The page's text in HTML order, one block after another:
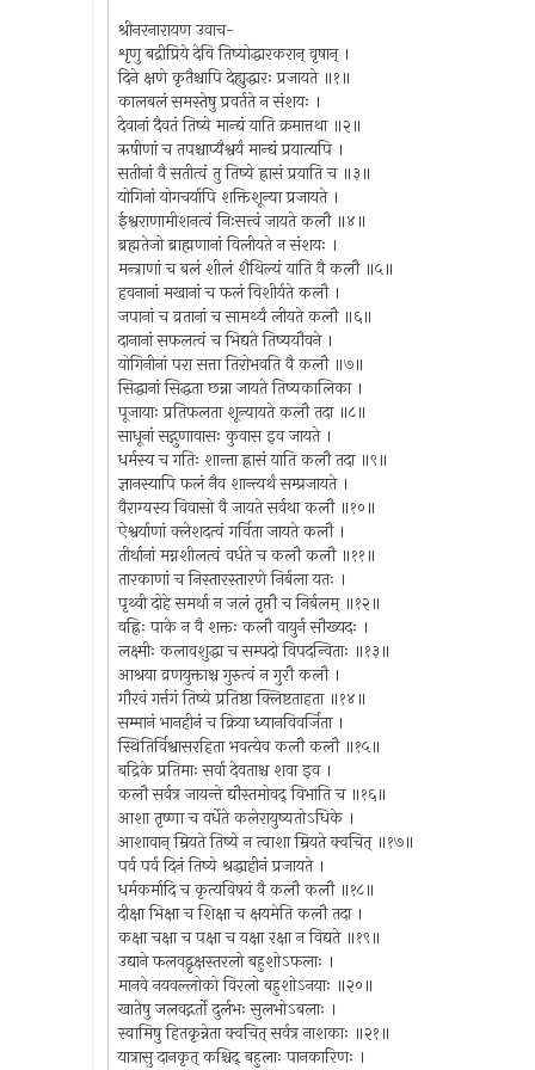
श्रीनरनारायण उवाच-
शृणु बद्रीप्रिये देवि तिष्योद्धारकरान् वृषान् ।
दिने क्षणे कृतैश्चापि देह्युद्धारः प्रजायते ॥१॥
कालबलं समस्तेषु प्रवर्तते न संशयः ।
देवानां दैवतं तिष्ये मान्द्यं याति क्रमात्तथा ॥२॥
ऋषीणां च तपश्चाप्यैश्वर्यं मान्द्यं प्रयात्यपि ।
सतीनां वै सतीत्वं तु तिष्ये ह्रासं प्रयाति च ॥३॥
योगिनां योगचर्यापि शक्तिशून्या प्रजायते ।
ईश्वराणामीशनत्वं निःसत्त्वं जायते कलौ ॥४॥
ब्रह्मतेजो ब्राह्मणानां विलीयते न संशयः ।
मन्त्राणां च बलं शीलं शैथिल्यं याति वै कलौ ॥५॥
हवनानां मखानां च फलं विशीर्यते कलौ ।
जपानां च व्रतानां च सामर्थ्यं लीयते कलौ ॥६॥
दानानां सफलत्वं च भिद्यते तिष्ययौवने ।
योगिनीनां परा सत्ता तिरोभवति वै कलौ ॥७॥
सिद्धानां सिद्धता छन्ना जायते तिष्यकालिका ।
पूजायाः प्रतिफलता शून्यायते कलौ तदा ॥८॥
साधूनां सद्गुणावासः कुवास इव जायते ।
धर्मस्य च गतिः शान्ता ह्रासं याति कलौ तदा ॥९॥
ज्ञानस्यापि फलं नैव शान्त्यर्थं सम्प्रजायते ।
वैराग्यस्य विवासो वै जायते सर्वथा कलौ ॥१०॥
ऐश्वर्याणां क्लेशदत्वं गर्विता जायते कलौ ।
तीर्थानां मग्नशीलत्वं वर्धते च कलौ कलौ ॥११॥
तारकाणां च निस्तारस्तारणे निर्बला यतः ।
पृथ्वी दोहे समर्था न जलं तृप्तौ च निर्बलम् ॥१२॥
वह्निः पाके न वै शक्तः कलौ वायुर्न सौख्यदः ।
लक्ष्मीः कलावशुद्धा च सम्पदो विपदन्विताः ॥१३॥
आश्रया व्रणयुक्ताश्च गुरुत्वं न गुरौ कलौ ।
गौरवं गर्त्तगं तिष्ये प्रतिष्ठा क्लिष्टताहता ॥१४॥
सम्मानं भानहीनं च क्रिया ध्यानविवर्जिता ।
स्थितिर्विश्वासरहिता भवत्येव कलौ कलौ ॥१५॥
बद्रिके प्रतिमाः सर्वा देवताश्च शवा इव ।
कलौ सर्वत्र जायन्ते द्यौस्तमोवद् विभाति च ॥१६॥
आशा तृष्णा च वर्धेते कलेरायुष्यतोऽधिके ।
आशावान् म्रियते तिष्ये न त्वाशा म्रियते क्वचित् ॥१७॥
पर्व पर्व दिनं तिष्ये श्रद्धाहीनं प्रजायते ।
धर्मकर्मादि च कृत्यविषयं वै कलौ कलौ ॥१८॥
दीक्षा भिक्षा च शिक्षा च क्षयमेति कलौ तदा ।
कक्षा चक्षा च पक्षा च यक्षा रक्षा न विद्यते ॥१९॥
उद्याने फलवद्वृक्षस्तरलो बहुशोऽफलाः ।
मानवे नयवल्लोको विरलो बहुशोऽनयाः ॥२०॥
खातेषु जलवद्गर्तो दुर्लभः सुलभोऽबलाः ।
स्वामिषु हितकृन्नेता क्वचित् सर्वत्र नाशकाः ॥२१॥
यात्रासु दानकृत् कश्चिद् बहुलाः पानकारिणः ।